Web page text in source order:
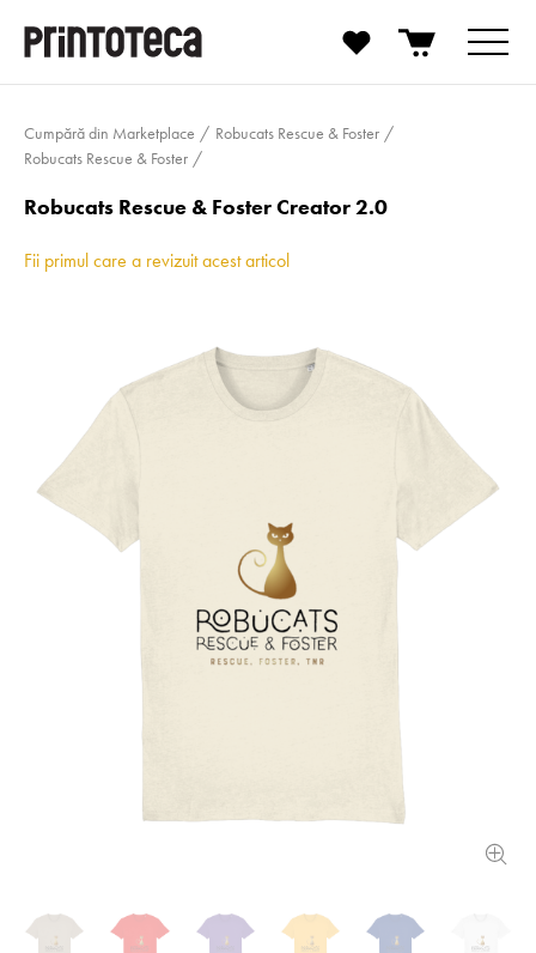
Cumpără din Marketplace
Robucats Rescue & Foster
Robucats Rescue & Foster
Robucats Rescue & Foster Creator 2.0
Fii primul care a revizuit acest articol